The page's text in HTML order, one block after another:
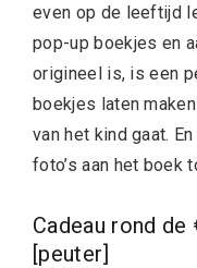
even op de leeftijd
pop-up boekjes en
origineel is, is een
boekjes laten
van het kind gaat.
foto’s aan het boek
Cadeau rond
[peuter]